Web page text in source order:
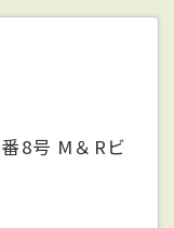
8号 M＆Rビ